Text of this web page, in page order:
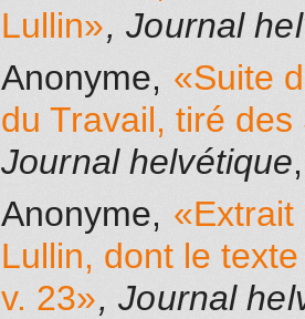
Lullin», Journal
Anonyme, «Suite
du Travail, tiré
Journal helvétique
Anonyme,
Lullin, dont le
v. 23», Journal